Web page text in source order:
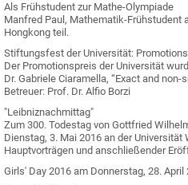
Als Frühstudent zur Mathe-Olympiade
Manfred Paul, Mathematik-Frühstudent
Hongkong teil.
Stiftungsfest der Universität:
Der Promotionspreis der Universität
Dr. Gabriele Ciaramella, “Exact and
Betreuer: Prof. Dr. Alfio Borzi
"Leibniznachmittag"
Zum 300. Todestag von Gottfried
Dienstag, 3. Mai 2016 an der
Hauptvorträgen und anschließender
Girls' Day 2016 am Donnerstag, 28. April